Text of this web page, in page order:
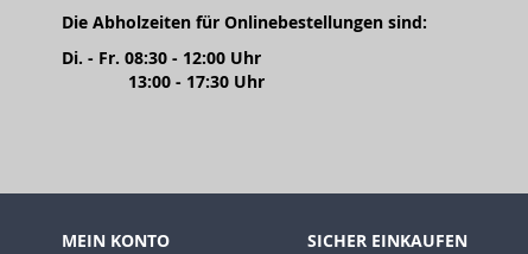
Die Abholzeiten für Onlinebestellungen sind:
Di. - Fr. 08:30 - 12:00 Uhr
13:00 - 17:30 Uhr
MEIN KONTO SICHER EINKAUFEN